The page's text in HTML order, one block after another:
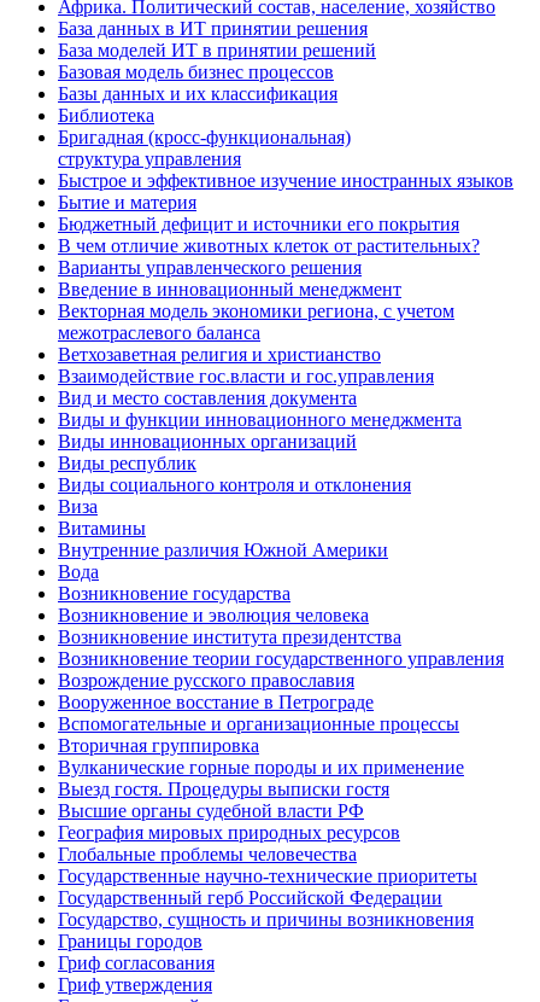
Африка. Политический состав, население, хозяйство
База данных в ИТ принятии решения
База моделей ИТ в принятии решений
Базовая модель бизнес процессов
Базы данных и их классификация
Библиотека
Бригадная (кросс-функциональная)
структура управления
Быстрое и эффективное изучение иностранных языков
Бытие и материя
Бюджетный дефицит и источники его покрытия
В чем отличие животных клеток от растительных?
Варианты управленческого решения
Введение в инновационный менеджмент
Векторная модель экономики региона, с учетом
межотраслевого баланса
Ветхозаветная религия и христианство
Взаимодействие гос.власти и гос.управления
Вид и место составления документа
Виды и функции инновационного менеджмента
Виды инновационных организаций
Виды республик
Виды социального контроля и отклонения
Виза
Витамины
Внутренние различия Южной Америки
Вода
Возникновение государства
Возникновение и эволюция человека
Возникновение института президентства
Возникновение теории государственного управления
Возрождение русского православия
Вооруженное восстание в Петрограде
Вспомогательные и организационные процессы
Вторичная группировка
Вулканические горные породы и их применение
Выезд гостя. Процедуры выписки гостя
Высшие органы судебной власти РФ
География мировых природных ресурсов
Глобальные проблемы человечества
Государственные научно-технические приоритеты
Государственный герб Российской Федерации
Государство, сущность и причины возникновения
Границы городов
Гриф согласования
Гриф утверждения